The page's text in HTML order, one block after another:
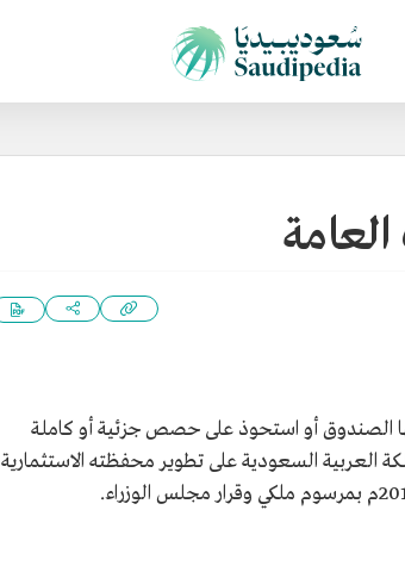
الصندوق أو استحوذ على حصص جزئية أو كاملة
العربية السعودية على تطوير محفظته الاستثمارية